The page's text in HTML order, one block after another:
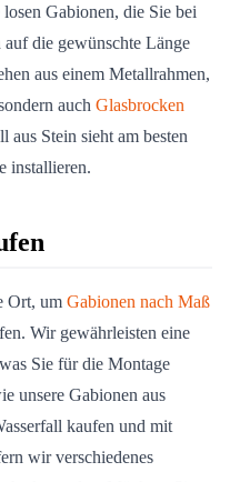
Gabionen, die Sie bei
die gewünschte Länge
aus einem Metallrahmen,
auch Glasbrocken
aus Stein sieht am besten
installieren.
Ort, um Gabionen nach Maß
Wir gewährleisten eine
Sie für die Montage
unsere Gabionen aus
kaufen und mit
wir verschiedenes